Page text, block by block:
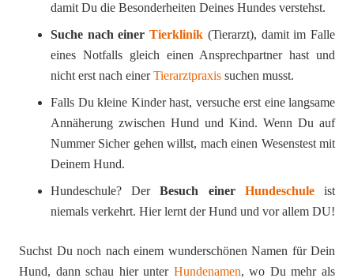
damit Du die Besonderheiten Deines Hundes verstehst.
Suche nach einerTierklinik (Tierarzt), damit im Falle
eines Notfalls gleich einen Ansprechpartner hast und
nicht erst nach einerTierarztpraxis suchen musst.
Falls Du kleine Kinder hast, versuche erst eine langsame
Annäherung zwischen Hund und Kind. Wenn Du auf
Nummer Sicher gehen willst, mach einen Wesenstest mit
Deinem Hund.
Hundeschule? DerBesuch einer Hundeschule
ist
niemals verkehrt. Hier lernt der Hund und vor allem DU!
Suchst Du noch nach einem wunderschönen Namen für Dein
Hund, dann schau hier unter Hundenamen, wo Du mehr als